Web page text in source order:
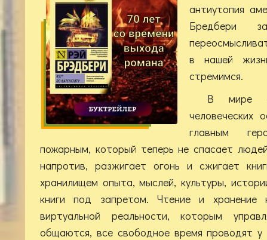
антиутопия
Бредбери
в нашей
стремимся.
В мире
человеческих
главным
пожарным, который теперь не спасает
напротив, разжигает огонь и сжигает
хранилищем опыта, мыслей, культуры,
книги под запретом. Чтение и хранение
виртуальной реальности, которым
общаются, все свободное время проводят у